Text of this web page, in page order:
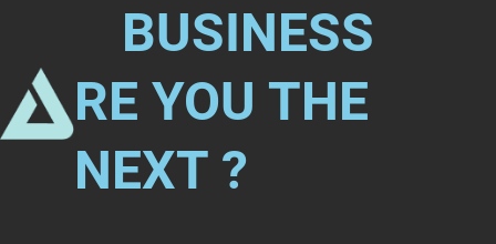
BUSINESS
RE YOU THE
NEXT ?